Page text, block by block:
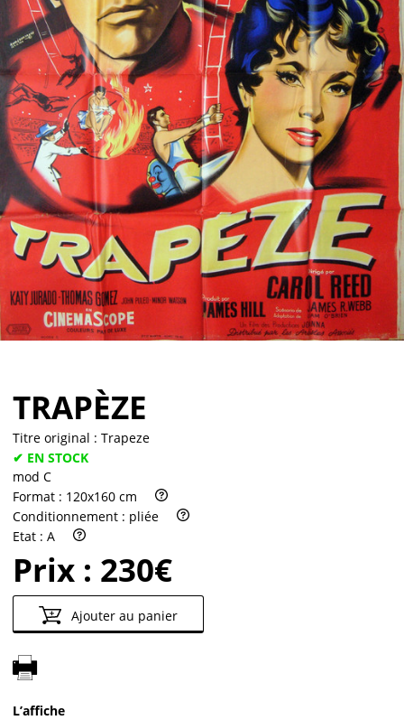
Vendre
TRAPÈZE
Titre original : Trapeze
✔ EN STOCK
mod C
Format : 120x160 cm
Conditionnement : pliée
Etat : A
Prix : 230€
Ajouter au panier
L’affiche